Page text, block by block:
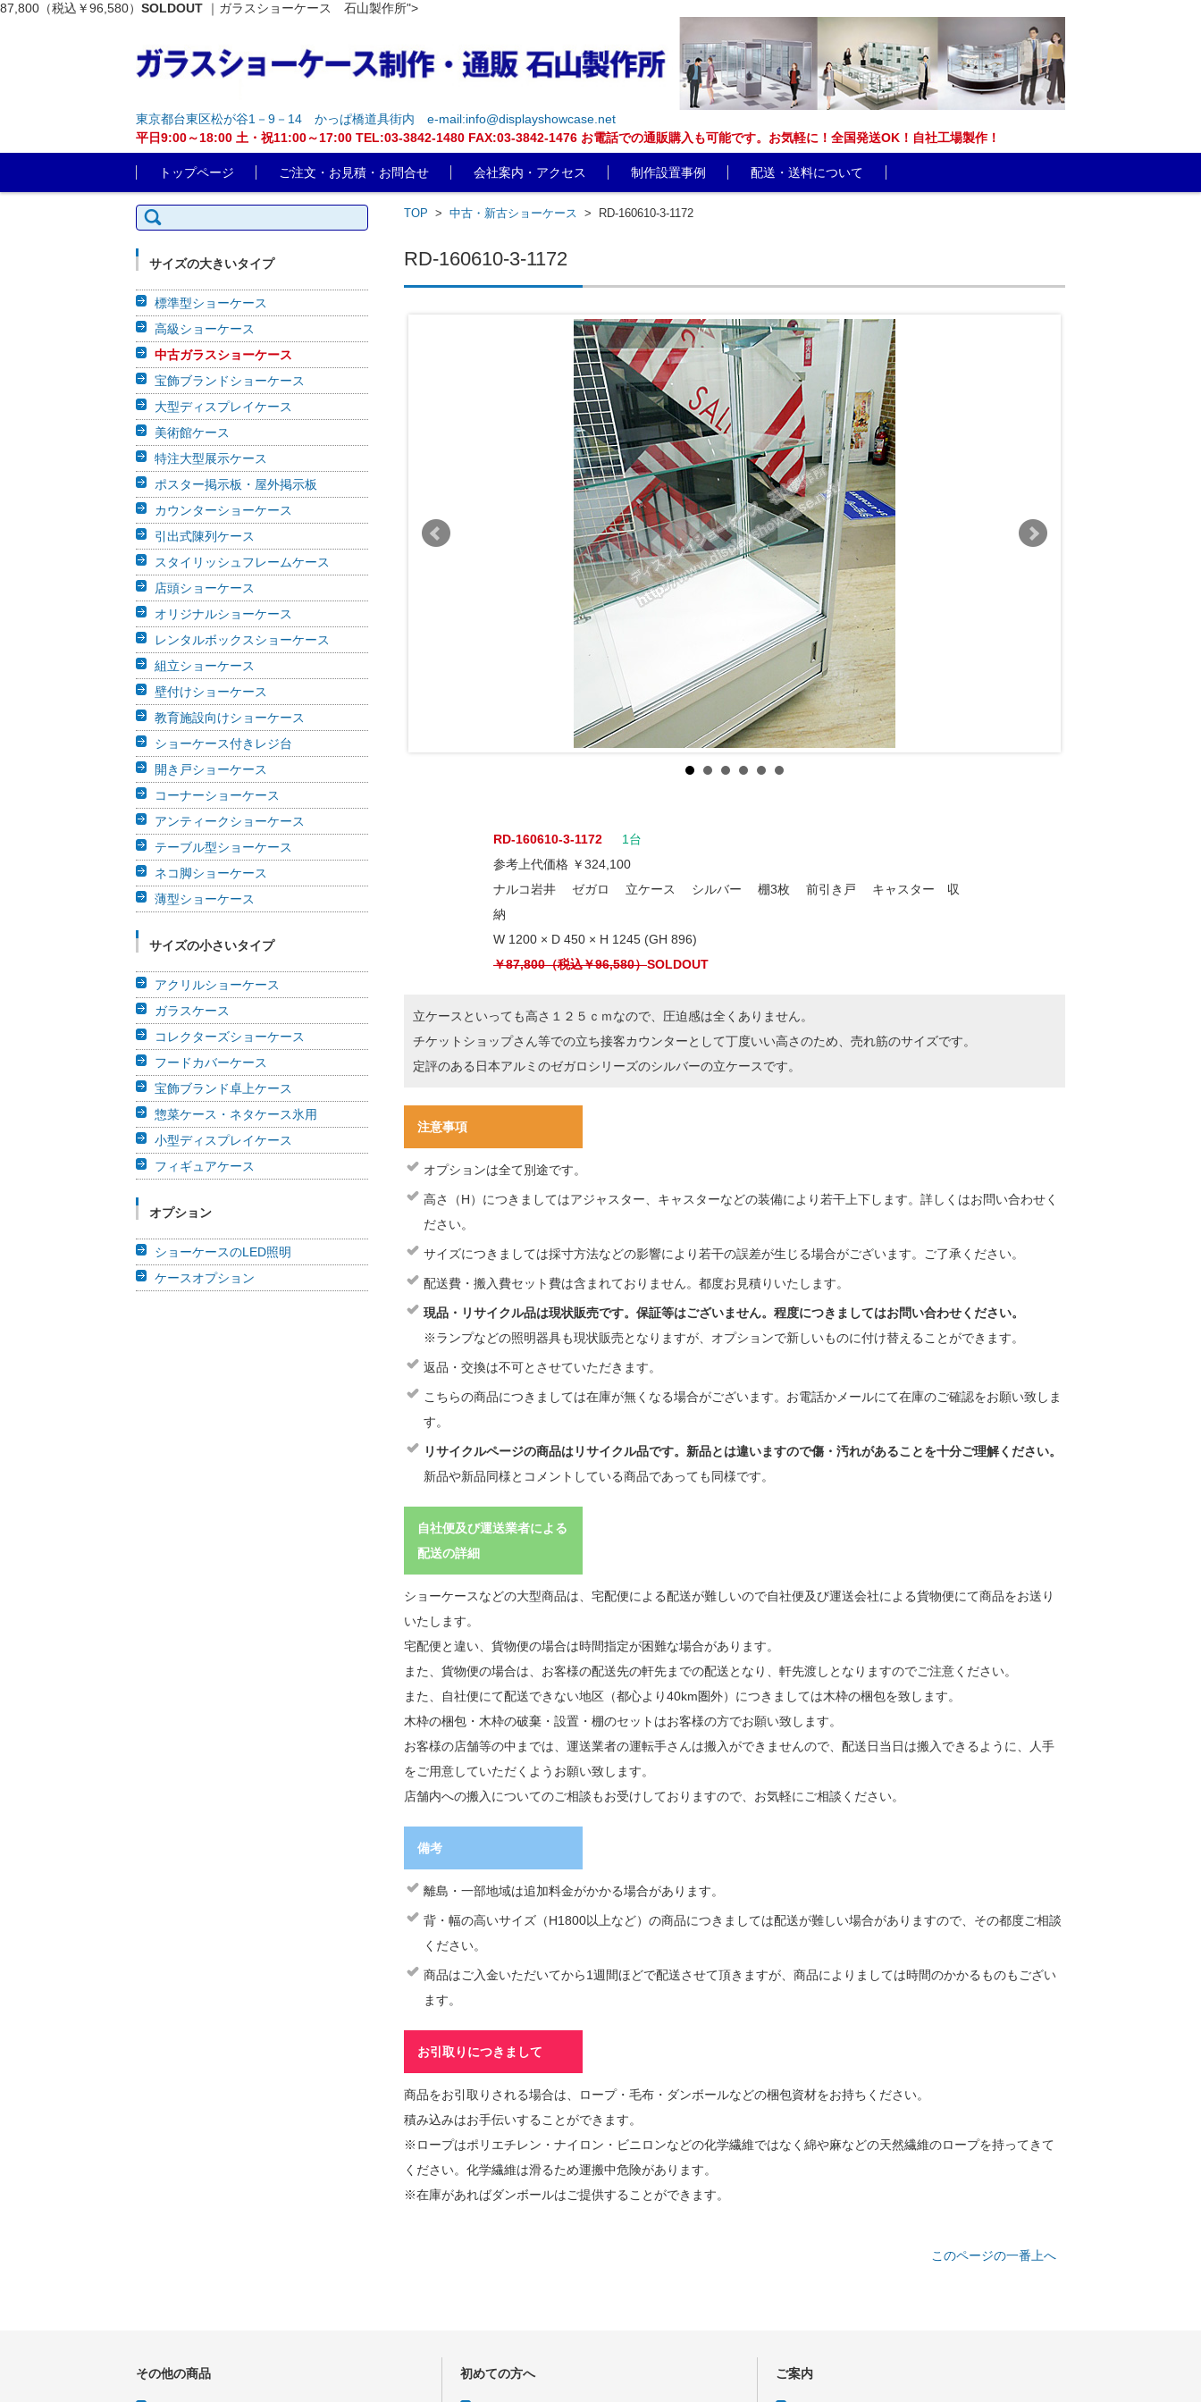
87,800（税込￥96,580） SOLDOUT ｜ガラスショーケース 石山製作所">
東京都台東区松が谷1－9－14 かっぱ橋道具街内
e-mail:info@displayshowcase.net
平日9:00～18:00 土・祝11:00～17:00 TEL:03-3842-1480 FAX:03-3842-1476 お電話での通販購入も可能です。お気軽に！全国発送OK！自社工場製作！
トップページ
ご注文・お見積・お問合せ 会社案内・アクセス 制作設置事例 配送・送料について
TOP > 中古・新古ショーケース > RD-160610-3-1172
RD-160610-3-1172
RD-160610-3-1172
1台
参考上代価格 ￥324,100
ナルコ岩井 ゼガロ 立ケース シルバー 棚3枚 前引き戸 キャスター 収
納
W 1200 × D 450 × H 1245 (GH 896)
￥87,800（税込￥96,580）SOLDOUT
立ケースといっても高さ１２５ｃｍなので、圧迫感は全くありません。
チケットショップさん等での立ち接客カウンターとして丁度いい高さのため、売れ筋のサイズです。
定評のある日本アルミのゼガロシリーズのシルバーの立ケースです。
注意事項
オプションは全て別途です。
高さ（H）につきましてはアジャスター、キャスターなどの装備により若干上下します。詳しくはお問い合わせく
ださい。
サイズにつきましては採寸方法などの影響により若干の誤差が生じる場合がございます。ご了承ください。
配送費・搬入費セット費は含まれておりません。都度お見積りいたします。
現品・リサイクル品は現状販売です。保証等はございません。程度につきましてはお問い合わせください。
※ランプなどの照明器具も現状販売となりますが、オプションで新しいものに付け替えることができます。
返品・交換は不可とさせていただきます。
こちらの商品につきましては在庫が無くなる場合がございます。お電話かメールにて在庫のご確認をお願い致しま
す。
リサイクルページの商品はリサイクル品です。新品とは違いますので傷・汚れがあることを十分ご理解ください。
新品や新品同様とコメントしている商品であっても同様です。
自社便及び運送業者による
配送の詳細
ショーケースなどの大型商品は、宅配便による配送が難しいので自社便及び運送会社による貨物便にて商品をお送り
いたします。
宅配便と違い、貨物便の場合は時間指定が困難な場合があります。
また、貨物便の場合は、お客様の配送先の軒先までの配送となり、軒先渡しとなりますのでご注意ください。
また、自社便にて配送できない地区（都心より40km圏外）につきましては木枠の梱包を致します。
木枠の梱包・木枠の破棄・設置・棚のセットはお客様の方でお願い致します。
お客様の店舗等の中までは、運送業者の運転手さんは搬入ができませんので、配送日当日は搬入できるように、人手
をご用意していただくようお願い致します。
店舗内への搬入についてのご相談もお受けしておりますので、お気軽にご相談ください。
備考
離島・一部地域は追加料金がかかる場合があります。
背・幅の高いサイズ（H1800以上など）の商品につきましては配送が難しい場合がありますので、その都度ご相談
ください。
商品はご入金いただいてから1週間ほどで配送させて頂きますが、商品によりましては時間のかかるものもござい
ます。
お引取りにつきまして
商品をお引取りされる場合は、ロープ・毛布・ダンボールなどの梱包資材をお持ちください。
積み込みはお手伝いすることができます。
※ロープはポリエチレン・ナイロン・ビニロンなどの化学繊維ではなく綿や麻などの天然繊維のロープを持ってきて
ください。化学繊維は滑るため運搬中危険があります。
※在庫があればダンボールはご提供することができます。
このページの一番上へ
検索:
サイズの大きいタイプ
標準型ショーケース
高級ショーケース
中古ガラスショーケース
宝飾ブランドショーケース
大型ディスプレイケース
美術館ケース
特注大型展示ケース
ポスター掲示板・屋外掲示板
カウンターショーケース
引出式陳列ケース
スタイリッシュフレームケース
店頭ショーケース
オリジナルショーケース
レンタルボックスショーケース
組立ショーケース
壁付けショーケース
教育施設向けショーケース
ショーケース付きレジ台
開き戸ショーケース
コーナーショーケース
アンティークショーケース
テーブル型ショーケース
ネコ脚ショーケース
薄型ショーケース
サイズの小さいタイプ
アクリルショーケース
ガラスケース
コレクターズショーケース
フードカバーケース
宝飾ブランド卓上ケース
惣菜ケース・ネタケース氷用
小型ディスプレイケース
フィギュアケース
オプション
ショーケースのLED照明
ケースオプション
その他の商品 初めての方へ ご案内